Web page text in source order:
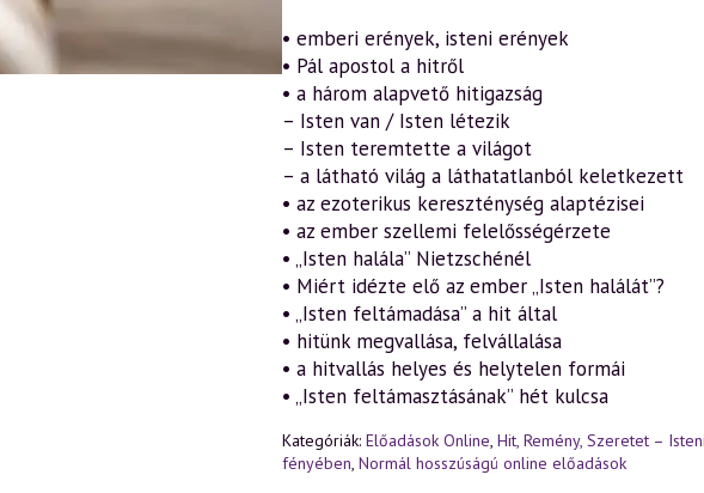
erények
szellemtudomány
fényében
(2019.01.18.)
mennyiség
• emberi erények, isteni erények
• Pál apostol a hitről
• a három alapvető hitigazság
– Isten van / Isten létezik
– Isten teremtette a világot
– a látható világ a láthatatlanból keletkezett
• az ezoterikus kereszténység alaptézisei
• az ember szellemi felelősségérzete
• „Isten halála” Nietzschénél
• Miért idézte elő az ember „Isten halálát”?
• „Isten feltámadása” a hit által
• hitünk megvallása, felvállalása
• a hitvallás helyes és helytelen formái
• „Isten feltámasztásának” hét kulcsa
Kategóriák: Előadások Online, Hit, Remény, Szeretet –
fényében, Normál hosszúságú online előadások